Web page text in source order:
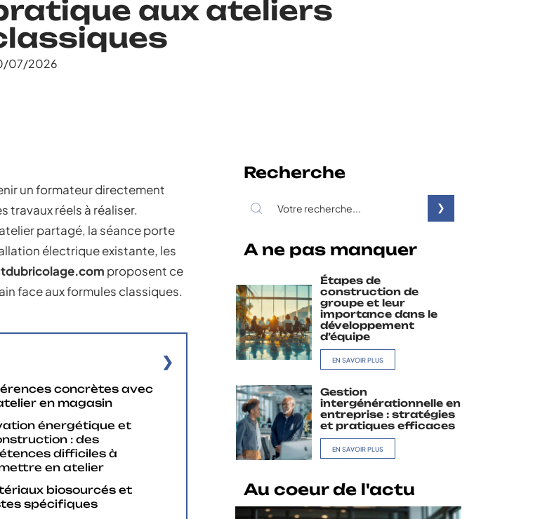
aux ateliers
07/2026
un formateur directement
travaux réels à réaliser.
partagé, la séance porte
électrique existante, les
proposent ce
face aux formules classiques.
concrètes avec
en magasin
énergétique et
: des
difficiles à
en atelier
biosourcés et
spécifiques
Recherche
A ne pas manquer
Étapes de
construction de
groupe et leur
importance dans le
développement
d’équipe
EN SAVOIR PLUS
Gestion
intergénérationnelle en
entreprise : stratégies
et pratiques efficaces
EN SAVOIR PLUS
Au coeur de l'actu